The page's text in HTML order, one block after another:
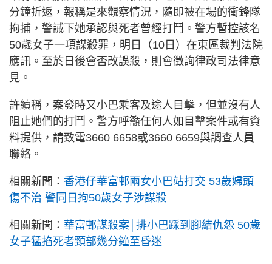
分鐘折返，報稱是來觀察情況，隨即被在場的衝鋒隊
拘捕，警誡下她承認與死者曾經打鬥。警方暫控該名
50歲女子一項謀殺罪，明日（10日）在東區裁判法院
應訊。至於日後會否改誤殺，則會徵詢律政司法律意
見。
許續稱，案發時又小巴乘客及途人目擊，但並沒有人
阻止她們的打鬥。警方呼籲任何人如目擊案件或有資
料提供，請致電3660 6658或3660 6659與調查人員
聯絡。
相關新聞： 香港仔華富邨兩女小巴站打交 53歲婦頭
傷不治 警同日拘50歲女子涉謀殺
相關新聞： 華富邨謀殺案│排小巴踩到腳結仇怨 50歲
女子猛掐死者頸部幾分鐘至昏迷